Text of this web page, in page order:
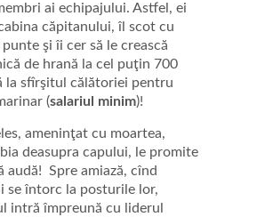
ai echipajului. Astfel, ei
căpitanului, îl scot cu
şi îi cer să le crească
de hrană la cel puţin 700
la sfîrşitul călătoriei pentru
(salariul minim)!
ameninţat cu moartea,
deasupra capului, le promite
audă! Spre amiază, cînd
se întorc la posturile lor,
intră împreună cu liderul